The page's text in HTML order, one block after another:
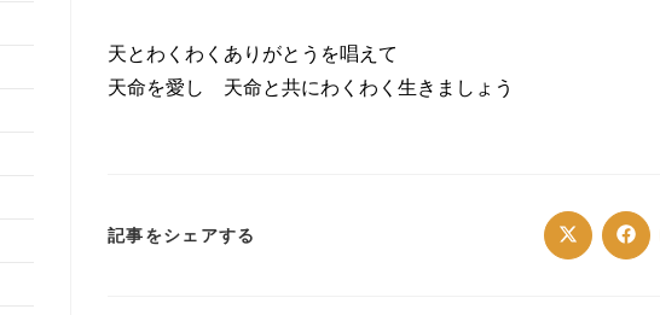
天とわくわくありがとうを唱えて
天命を愛し 天命と共にわくわく生きましょう
記事をシェアする Opens
in in